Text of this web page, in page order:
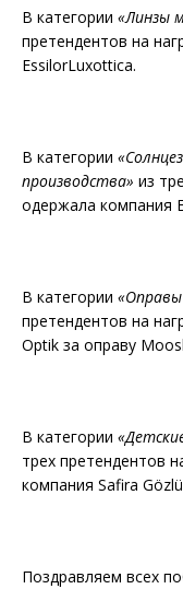
В категории «Линзы
претендентов на
EssilorLuxottica.
В категории
производства» из
одержала компания
В категории
претендентов на
Optik за оправу
В категории
трех претендентов
компания Safira
Поздравляем всех